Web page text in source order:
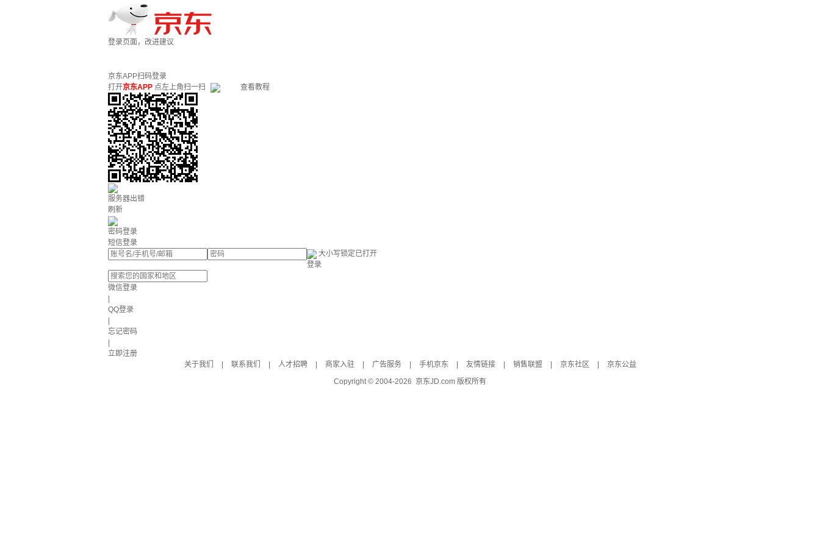
登录页面，改进建议
京东APP扫码登录
打开京东APP 点左上角扫一扫 查看教程
服务器出错
刷新
密码登录
短信登录
大小写锁定已打开
登录
微信登录
QQ登录
忘记密码
立即注册
关于我们
联系我们 人才招聘 商家入驻 广告服务 手机京东 友情链接 销售联盟 京东社区
京东公益
Copyright © 2004-2026 京东JD.com 版权所有